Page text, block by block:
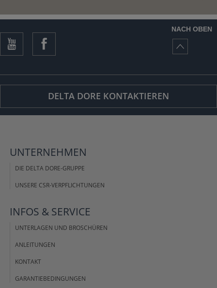
NACH OBEN
DELTA DORE KONTAKTIEREN
UNTERNEHMEN
DIE DELTA DORE-GRUPPE
UNSERE CSR-VERPFLICHTUNGEN
INFOS & SERVICE
UNTERLAGEN UND BROSCHÜREN
ANLEITUNGEN
KONTAKT
GARANTIEBEDINGUNGEN